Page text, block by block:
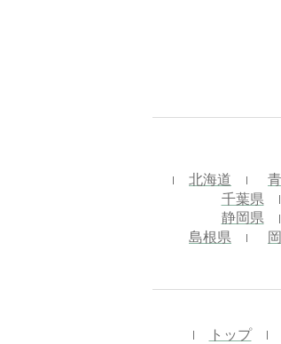
北海道
千葉県
静岡県
島根県
トップ